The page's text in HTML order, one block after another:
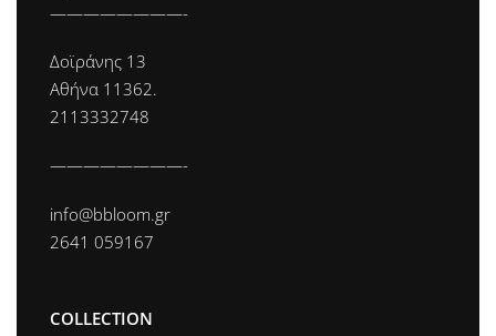
————————-
Δοϊράνης 13
Αθήνα 11362.
2113332748
————————-
info@bbloom.gr
2641 059167
COLLECTION